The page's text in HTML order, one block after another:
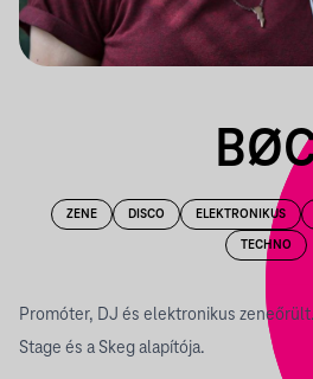
ZENE DISCO ELEKTRONIKUS
TECHNO
Promóter, DJ és elektronikus
Stage és a Skeg alapítója.